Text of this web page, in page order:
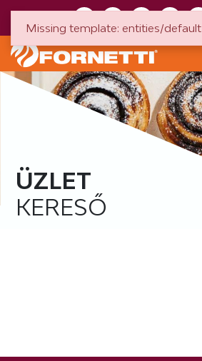
ÜZLET
KERESŐ
Missing template: entities/default